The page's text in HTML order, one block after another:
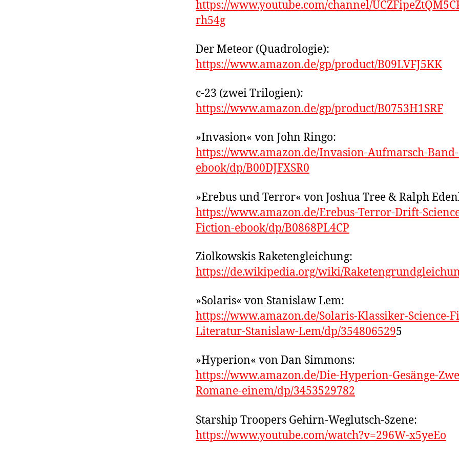
https://www.youtube.com/channel/
rh54g
Der Meteor (Quadrologie):
https://www.amazon.de/gp/product/B09LVFJ5KK
c-23 (zwei Trilogien):
https://www.amazon.de/gp/product/B0753H1SRF
»Invasion« von John Ringo:
https://www.amazon.de/Invasion-Aufmarsch-
ebook/dp/B00DJFXSR0
»Erebus und Terror« von Joshua Tree & Ralph
https://www.amazon.de/Erebus-Terror-Drift-
Fiction-ebook/dp/B0868PL4CP
Ziolkowskis Raketengleichung:
https://de.wikipedia.org/wiki/
»Solaris« von Stanislaw Lem:
https://www.amazon.de/Solaris-Klassiker-Science-
Literatur-Stanislaw-Lem/dp/3548065295
»Hyperion« von Dan Simmons:
https://www.amazon.de/Die-Hyperion-Gesänge-
Romane-einem/dp/3453529782
Starship Troopers Gehirn-Weglutsch-Szene:
https://www.youtube.com/watch?v=296W-x5yeEo